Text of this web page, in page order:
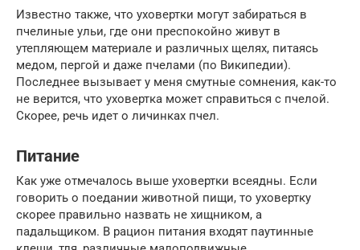
Известно также, что уховертки могут забираться в
пчелиные ульи, где они преспокойно живут в
утепляющем материале и различных щелях, питаясь
медом, пергой и даже пчелами (по Википедии).
Последнее вызывает у меня смутные сомнения, как-то
не верится, что уховертка может справиться с пчелой.
Скорее, речь идет о личинках пчел.
Питание
Как уже отмечалось выше уховертки всеядны. Если
говорить о поедании животной пищи, то уховертку
скорее правильно назвать не хищником, а
падальщиком. В рацион питания входят паутинные